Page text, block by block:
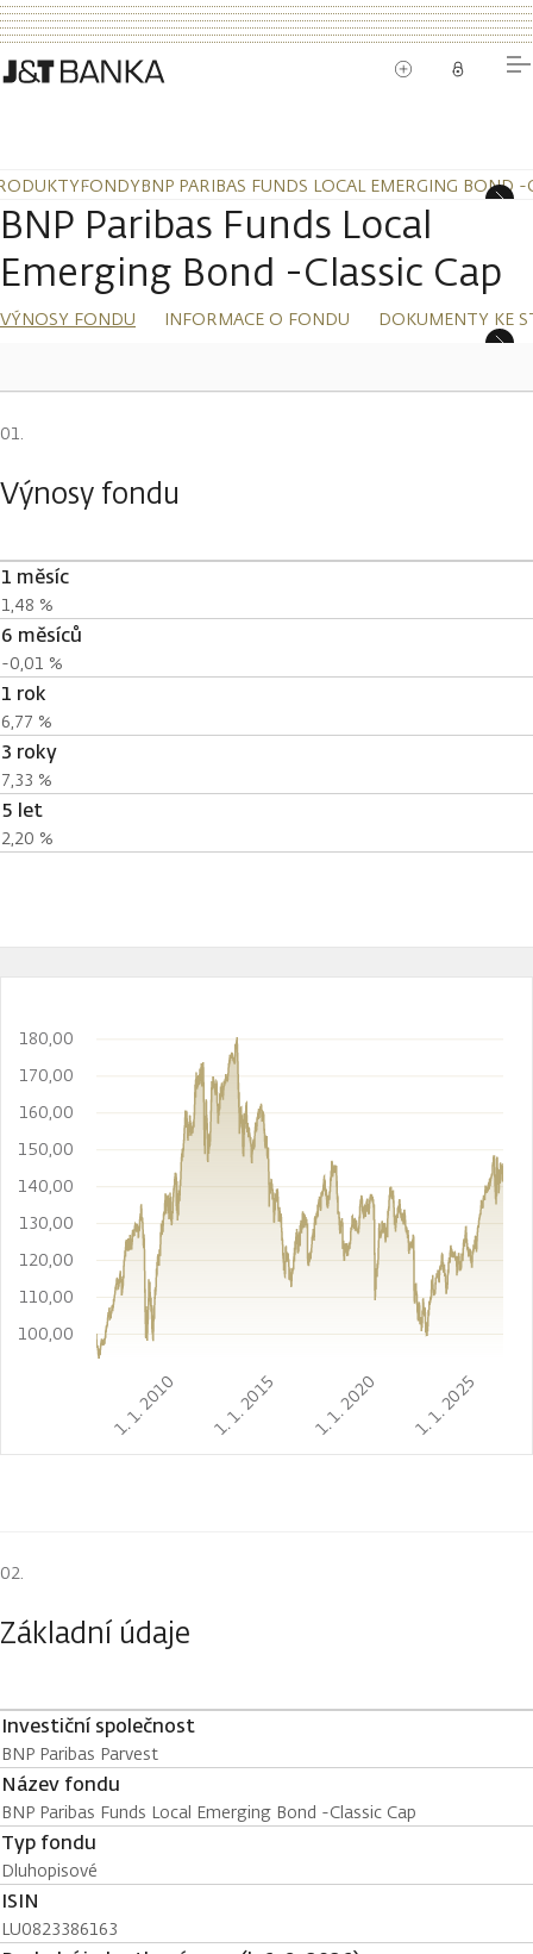
FONDYBNP PARIBAS FUNDS LOCAL EMERGING BOND -
BNP Paribas Funds Local
Emerging Bond -Classic Cap
VÝNOSY FONDU INFORMACE O FONDU DOKUMENTY KE
Výnosy fondu
1 měsíc
1,48 %
6 měsíců
-0,01 %
1 rok
6,77 %
3 roky
7,33 %
5 let
2,20 %
1. 1. 2010 1. 1. 2015 1. 1. 2020 1. 1. 2025
100,00
110,00
120,00
130,00
140,00
150,00
160,00
170,00
180,00
Základní údaje
Investiční společnost
BNP Paribas Parvest
Název fondu
BNP Paribas Funds Local Emerging Bond -Classic Cap
Typ fondu
Dluhopisové
ISIN
LU0823386163